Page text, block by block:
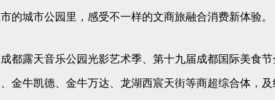
城市公园里，感受不一样的文商旅融合消费新体验。
露天音乐公园光影艺术季、第十九届成都国际美食节
金牛凯德、金牛万达、龙湖西宸天街等商超综合体，